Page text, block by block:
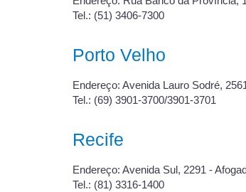
Tel.: (51) 3406-7300
Porto Velho
Endereço: Avenida Lauro Sodré,
Tel.: (69) 3901-3700/3901-3701
Recife
Endereço: Avenida Sul, 2291 -
Tel.: (81) 3316-1400